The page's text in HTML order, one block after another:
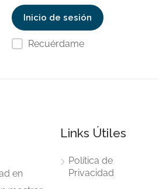
Recuérdame
en
Links Útiles
Política de
Privacidad